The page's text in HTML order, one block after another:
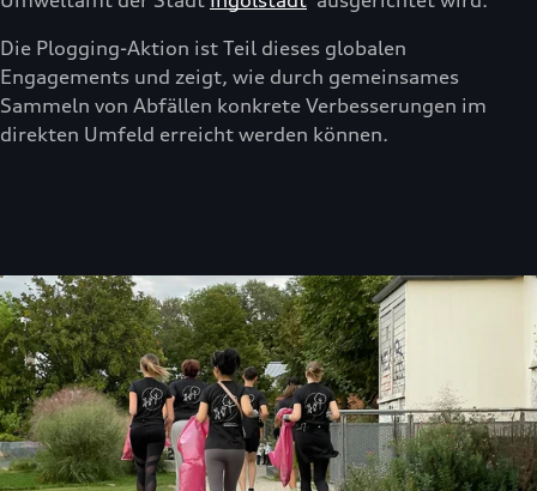
Die Plogging-Aktion ist Teil dieses globalen
Engagements und zeigt, wie durch gemeinsames
Sammeln von Abfällen konkrete Verbesserungen im
direkten Umfeld erreicht werden können.